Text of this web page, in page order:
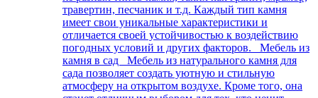
травертин, песчаник и т.д. Каждый тип камня
имеет свои уникальные характеристики и
отличается своей устойчивостью к воздействию
погодных условий и других факторов. Мебель из
камня в сад Мебель из натурального камня для
сада позволяет создать уютную и стильную
атмосферу на открытом воздухе. Кроме того, она